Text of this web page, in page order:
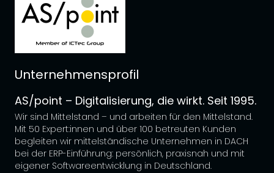
Unternehmensprofil
AS/point – Digitalisierung, die wirkt. Seit 1995.
Wir sind Mittelstand – und arbeiten für den Mittelstand.
Mit 50 Expert:innen und über 100 betreuten Kunden
begleiten wir mittelständische Unternehmen in DACH
bei der ERP-Einführung: persönlich, praxisnah und mit
eigener Softwareentwicklung in Deutschland.